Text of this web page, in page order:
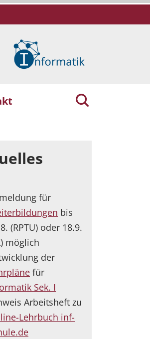
für
bis
(RPTU) oder 18.9.
möglich
der
für
Sek. I
Arbeitsheft zu
Lehrbuch inf-